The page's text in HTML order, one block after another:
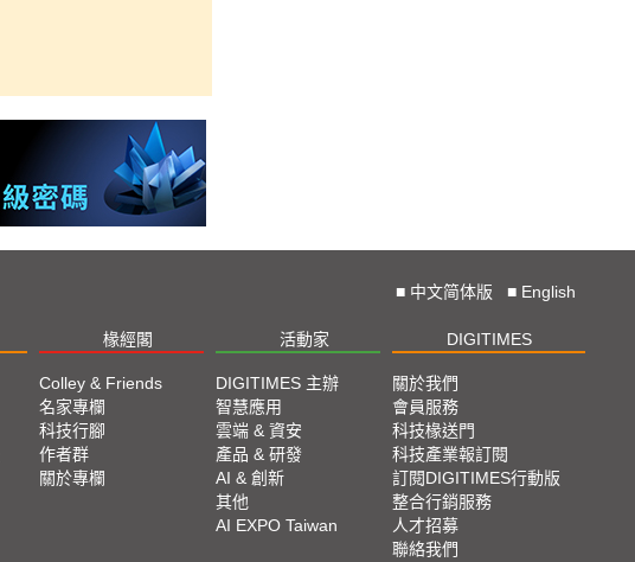
■ 中文简体版 ■ English
椽經閣 活動家 DIGITIMES
Colley & Friends
名家專欄
科技行腳
作者群
關於專欄
DIGITIMES 主辦
智慧應用
雲端 & 資安
產品 & 研發
AI & 創新
其他
AI EXPO Taiwan
關於我們
會員服務
科技椽送門
科技產業報訂閱
訂閱DIGITIMES行動版
整合行銷服務
人才招募
聯絡我們